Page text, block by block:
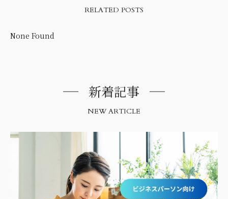
RELATED POSTS
None Found
新着記事
NEW ARTICLE